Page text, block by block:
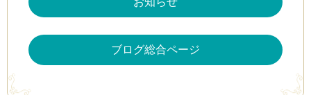
ブログ総合ページ